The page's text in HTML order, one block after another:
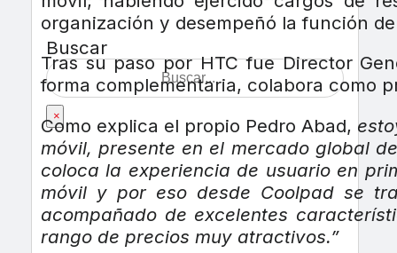
Buscar
×
organización y desempeñó la función
Tras su paso por HTC fue Director
forma complementaria, colabora como
Como explica el propio Pedro Abad,
móvil, presente en el mercado global
coloca la experiencia de usuario en
móvil y por eso desde Coolpad se
acompañado de excelentes
rango de precios muy atractivos.”